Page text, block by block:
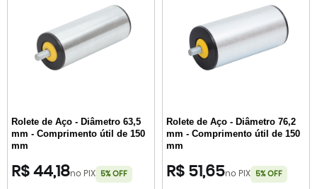
Rolete de Aço - Diâmetro 63,5
mm - Comprimento útil de 150
mm
R$ 44,18no PIX 5% OFF
Rolete de Aço - Diâmetro 76,2
mm - Comprimento útil de 150
mm
R$ 51,65no PIX 5% OFF